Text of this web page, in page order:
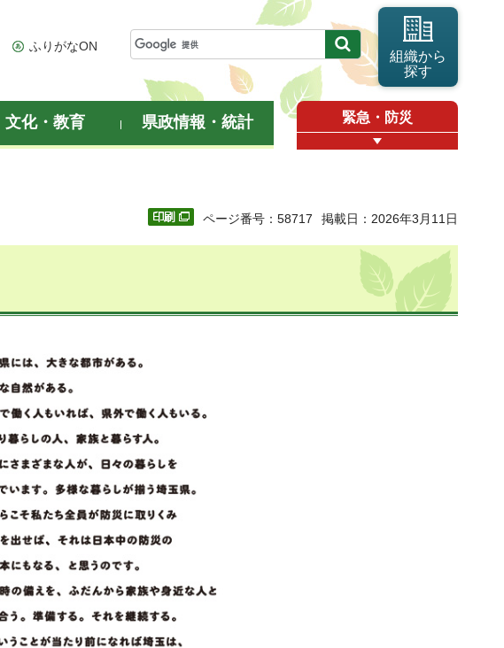
ふりがなON
組織から
探す
文化・教育 県政情報・統計 緊急・防災
ページ番号：58717 掲載日：2026年3月11日